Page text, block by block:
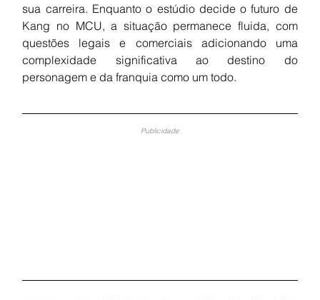
sua carreira. Enquanto o estúdio decide o futuro de
Kang no MCU, a situação permanece fluida, com
questões legais e comerciais adicionando uma
complexidade significativa ao destino do
personagem e da franquia como um todo.
Publicidade